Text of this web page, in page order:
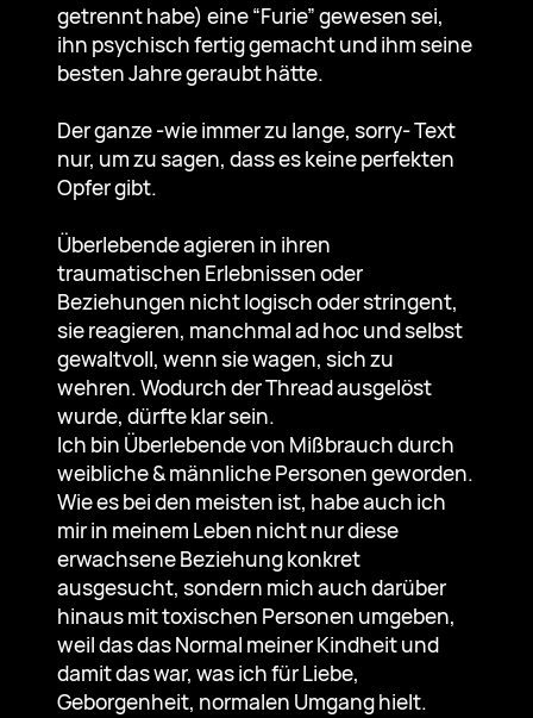
getrennt habe) eine “Furie” gewesen sei,
ihn psychisch fertig gemacht und ihm seine
besten Jahre geraubt hätte.
Der ganze -wie immer zu lange, sorry- Text
nur, um zu sagen, dass es keine perfekten
Opfer gibt.
Überlebende agieren in ihren
traumatischen Erlebnissen oder
Beziehungen nicht logisch oder stringent,
sie reagieren, manchmal ad hoc und selbst
gewaltvoll, wenn sie wagen, sich zu
wehren. Wodurch der Thread ausgelöst
wurde, dürfte klar sein.
Ich bin Überlebende von Mißbrauch durch
weibliche & männliche Personen geworden.
Wie es bei den meisten ist, habe auch ich
mir in meinem Leben nicht nur diese
erwachsene Beziehung konkret
ausgesucht, sondern mich auch darüber
hinaus mit toxischen Personen umgeben,
weil das das Normal meiner Kindheit und
damit das war, was ich für Liebe,
Geborgenheit, normalen Umgang hielt.